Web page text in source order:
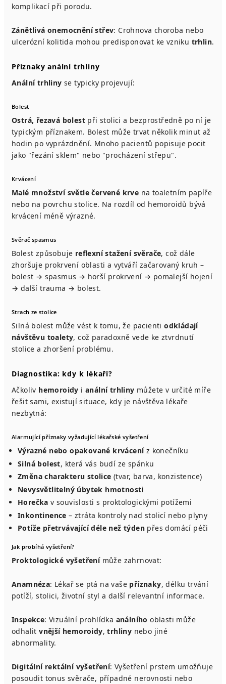
komplikací při porodu.
Zánětlivá onemocnění střev: Crohnova choroba nebo
ulcerózní kolitida mohou predisponovat ke vzniku trhlin.
Příznaky anální trhliny
Anální trhliny se typicky projevují:
Bolest
Ostrá, řezavá bolest při stolici a bezprostředně po ní je
typickým příznakem. Bolest může trvat několik minut až
hodin po vyprázdnění. Mnoho pacientů popisuje pocit
jako "řezání sklem" nebo "procházení střepu".
Krvácení
Malé množství světle červené krve na toaletním papíře
nebo na povrchu stolice. Na rozdíl od hemoroidů bývá
krvácení méně výrazné.
Svěrač spasmus
Bolest způsobuje reflexní stažení svěrače, což dále
zhoršuje prokrvení oblasti a vytváří začarovaný kruh –
bolest → spasmus → horší prokrvení → pomalejší hojení
→ další trauma → bolest.
Strach ze stolice
Silná bolest může vést k tomu, že pacientiodkládají
návštěvu toalety, což paradoxně vede ke ztvrdnutí
stolice a zhoršení problému.
Diagnostika: kdy k lékaři?
Ačkoliv hemoroidy ianální trhliny můžete v určité míře
řešit sami, existují situace, kdy je návštěva lékaře
nezbytná:
Alarmující příznaky vyžadující lékařské vyšetření
Výrazné nebo opakované krváceníz konečníku
Silná bolest, která vás budí ze spánku
Změna charakteru stolice (tvar, barva, konzistence)
Nevysvětlitelný úbytek hmotnosti
Horečka v souvislosti s proktologickými potížemi
Inkontinence – ztráta kontroly nad stolicí nebo plyny
Potíže přetrvávající déle než týden přes domácí péči
Jak probíhá vyšetření?
Proktologické vyšetřenímůže zahrnovat:
Anamnéza: Lékař se ptá na vaše příznaky, délku trvání
potíží, stolici, životní styl a další relevantní informace.
Inspekce: Vizuální prohlídka análního oblasti může
odhalitvnější hemoroidy,trhliny nebo jiné
abnormality.
Digitální rektální vyšetření: Vyšetření prstem umožňuje
posoudit tonus svěrače, případné nerovnosti nebo